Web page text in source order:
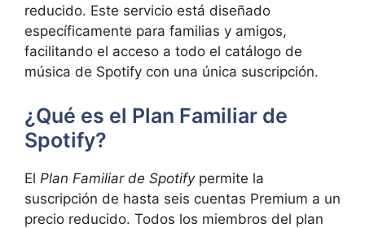
reducido. Este servicio está diseñado
específicamente para familias y amigos,
facilitando el acceso a todo el catálogo de
música de Spotify con una única suscripción.
¿Qué es el Plan Familiar de
Spotify?
El Plan Familiar de Spotifypermite la
suscripción de hasta seis cuentas Premium a un
precio reducido. Todos los miembros del plan